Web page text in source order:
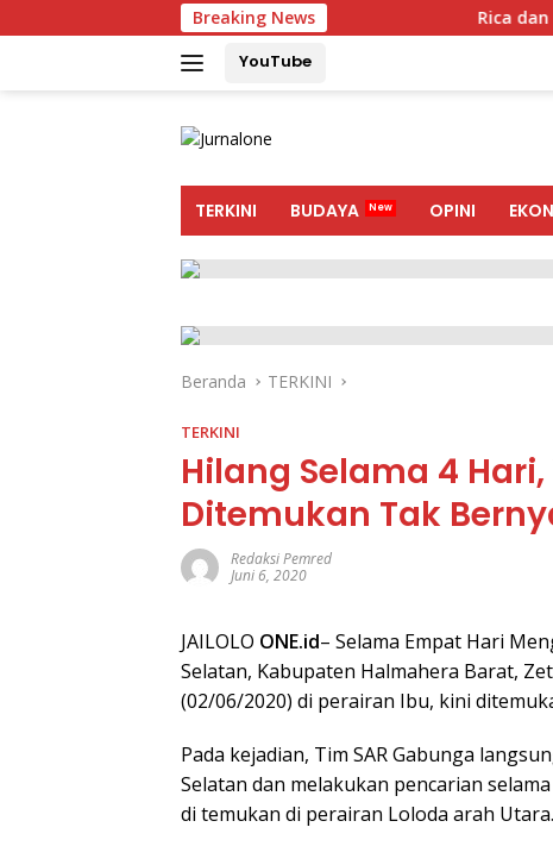
ke
Breaking News Rica dan
YouTube
TERKINI BUDAYA OPINI
Beranda TERKINI
TERKINI
Hilang Selama 4
Ditemukan Tak
Redaksi Pemred
Juni 6, 2020
JAILOLO ONE.id– Selama Empat Hari
Selatan, Kabupaten Halmahera Barat,
(02/06/2020) di perairan Ibu, kini
Pada kejadian, Tim SAR Gabunga
Selatan dan melakukan pencarian
di temukan di perairan Loloda arah Utara.